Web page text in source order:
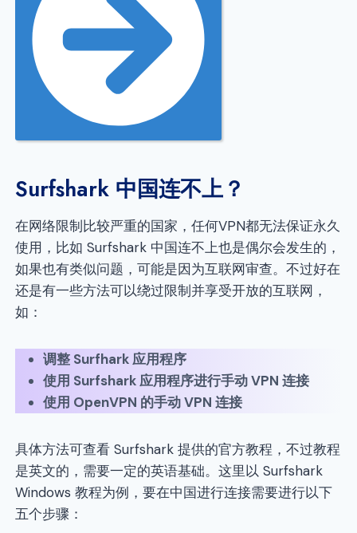
Surfshark 中国连不上？
在网络限制比较严重的国家，任何VPN都无法保证永久
使用，比如 Surfshark 中国连不上也是偶尔会发生的，
如果也有类似问题，可能是因为互联网审查。不过好在
还是有一些方法可以绕过限制并享受开放的互联网，
如：
调整 Surfhark 应用程序
使用 Surfshark 应用程序进行手动 VPN 连接
使用 OpenVPN 的手动 VPN 连接
具体方法可查看 Surfshark 提供的官方教程，不过教程
是英文的，需要一定的英语基础。这里以 Surfshark
Windows 教程为例，要在中国进行连接需要进行以下
五个步骤：